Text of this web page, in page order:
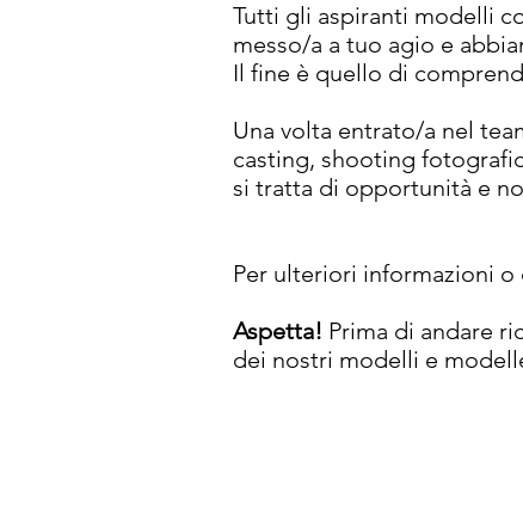
Tutti gli aspiranti modelli
messo/a a tuo agio e
Il fine è quello di
Una volta entrato/a nel
casting, shooting
si tratta di opportunità e
Per ulteriori informazioni o
Aspetta! Prima di andare
dei nostri modelli e